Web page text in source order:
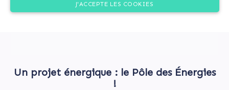
J'ACCEPTE LES COOKIES
Un projet énergique : le Pôle des Énergies
!